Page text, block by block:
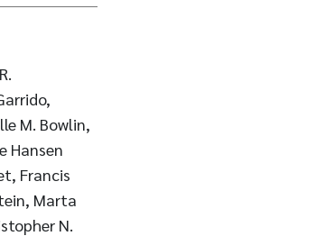
M. Bowlin,
Hansen
Francis
Marta
N.